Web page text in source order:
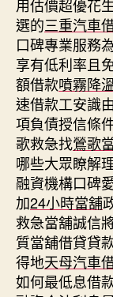
用估價超優花
選的三重汽車
口碑專業服務
享有低利率且
額借款噴霧降溫
速借款工安識
項負債授信條
歌救急找鶯歌
哪些大眾瞭解
融資機構口碑
加24小時當舖
救急當舖誠信
質當舖借貸貸
得地天母汽車
如何最低息借